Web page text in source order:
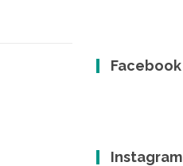
Facebook
Instagram